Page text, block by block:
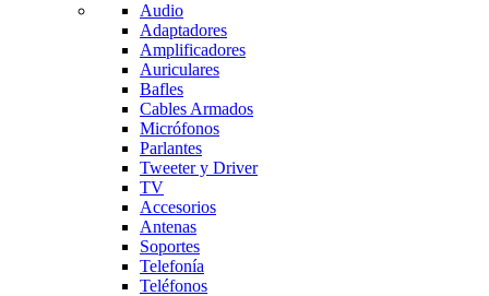
Audio
Adaptadores
Amplificadores
Auriculares
Bafles
Cables Armados
Micrófonos
Parlantes
Tweeter y Driver
TV
Accesorios
Antenas
Soportes
Telefonía
Teléfonos